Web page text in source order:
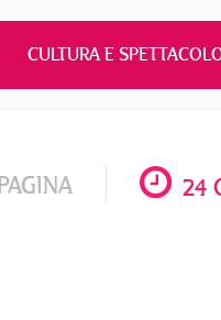
CULTURA E
24